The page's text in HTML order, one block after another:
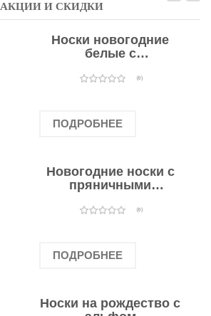
АКЦИИ И СКИДКИ
Носки новогодние
белые с
оленями(0)
ПОДРОБНЕЕ
Новогодние носки с
пряничными
(0)
ПОДРОБНЕЕ
Носки на рождество с